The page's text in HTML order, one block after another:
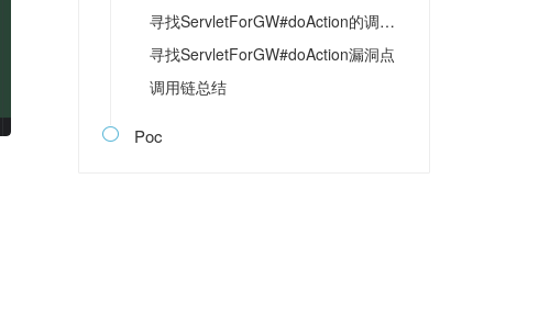
寻找ServletForGW#doAction的调用入口
寻找ServletForGW#doAction漏洞点
调用链总结
 Poc